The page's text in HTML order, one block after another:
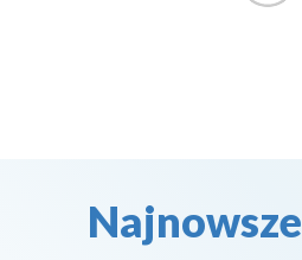
Najnowsze